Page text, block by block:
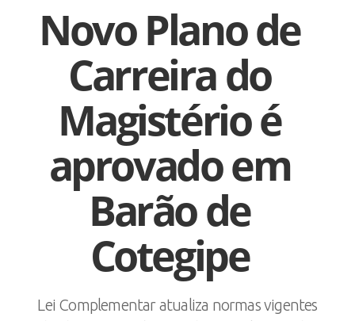
Novo Plano de
Carreira do
Magistério é
aprovado em
Barão de
Cotegipe
Lei Complementar atualiza normas vigentes